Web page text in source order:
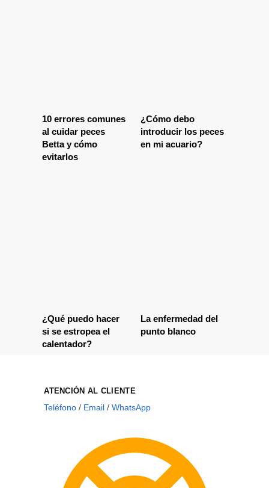
10 errores comunes
al cuidar peces
Betta y cómo
evitarlos
¿Cómo debo
introducir los peces
en mi acuario?
¿Qué puedo hacer
si se estropea el
calentador?
La enfermedad del
punto blanco
ATENCIÓN AL CLIENTE
Teléfono / Email /WhatsApp